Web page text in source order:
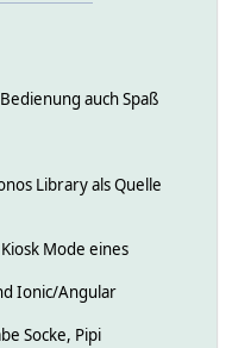
auch Spaß
Library als Quelle
Mode eines
Ionic/Angular
Socke, Pipi